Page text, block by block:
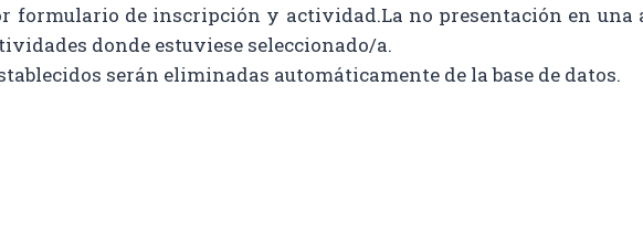
formulario de inscripción y actividad.La no presentación en una
donde estuviese seleccionado/a.
serán eliminadas automáticamente de la base de datos.